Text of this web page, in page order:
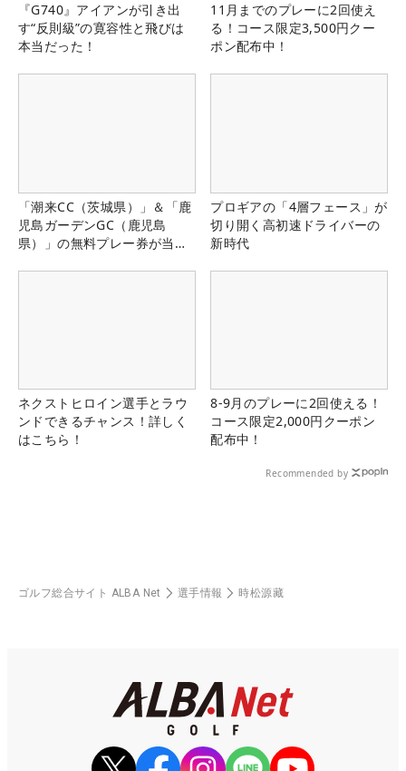
『G740』アイアンが引き出
す“反則級”の寛容性と飛びは
本当だった！
11月までのプレーに2回使え
る！コース限定3,500円クー
ポン配布中！
「潮来CC（茨城県）」＆「鹿
児島ガーデンGC（鹿児島
県）」の無料プレー券が当た
プロギアの「4層フェース」が
切り開く高初速ドライバーの
新時代
ネクストヒロイン選手とラウ
ンドできるチャンス！詳しく
はこちら！
8-9月のプレーに2回使える！
コース限定2,000円クーポン
配布中！
Recommended by
ゴルフ総合サイト ALBA Net 選手情報 時松源藏